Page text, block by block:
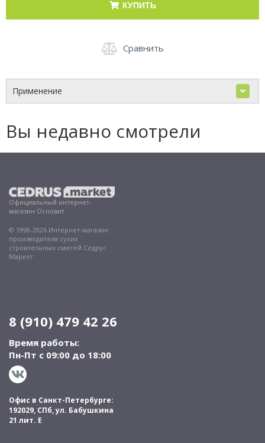
КУПИТЬ
Сравнить
Применение
Вы недавно смотрели
Официальный интернет-
магазин Основит
© 1998-2026 Интернет-магазин
производителя сухих
строительных смесей Седрус
Маркет
8 (910) 479 42 26
Время работы:
Пн-Пт с 09:00 до 18:00
Офис в Санкт-Петербурге:
192029, СПб, ул. Бабушкина
21 лит. Е